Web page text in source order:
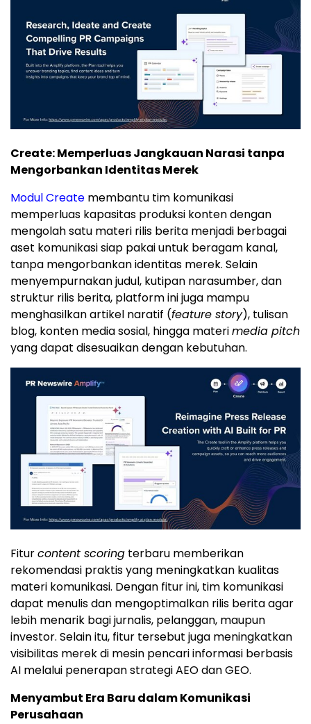
Create: Memperluas Jangkauan Narasi tanpa
Mengorbankan Identitas Merek
Modul Create membantu tim komunikasi
memperluas kapasitas produksi konten dengan
mengolah satu materi rilis berita menjadi berbagai
aset komunikasi siap pakai untuk beragam kanal,
tanpa mengorbankan identitas merek. Selain
menyempurnakan judul, kutipan narasumber, dan
struktur rilis berita, platform ini juga mampu
menghasilkan artikel naratif (feature story), tulisan
blog, konten media sosial, hingga materimedia pitch
yang dapat disesuaikan dengan kebutuhan.
Fiturcontent scoring terbaru memberikan
rekomendasi praktis yang meningkatkan kualitas
materi komunikasi. Dengan fitur ini, tim komunikasi
dapat menulis dan mengoptimalkan rilis berita agar
lebih menarik bagi jurnalis, pelanggan, maupun
investor. Selain itu, fitur tersebut juga meningkatkan
visibilitas merek di mesin pencari informasi berbasis
AI melalui penerapan strategi AEO dan GEO.
Menyambut Era Baru dalam Komunikasi
Perusahaan